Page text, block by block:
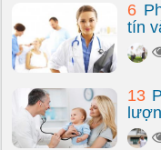
6
tín
13